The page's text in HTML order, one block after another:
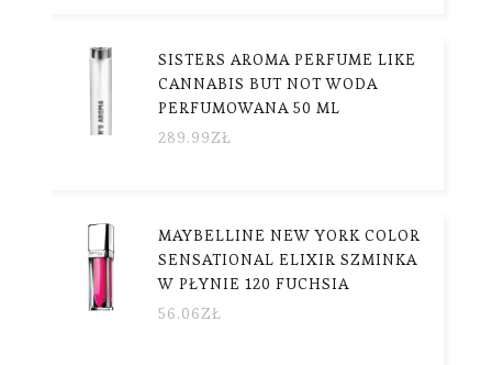
SISTERS AROMA PERFUME LIKE
CANNABIS BUT NOT WODA
PERFUMOWANA 50 ML
289.99ZŁ
MAYBELLINE NEW YORK COLOR
SENSATIONAL ELIXIR SZMINKA
W PŁYNIE 120 FUCHSIA
56.06ZŁ